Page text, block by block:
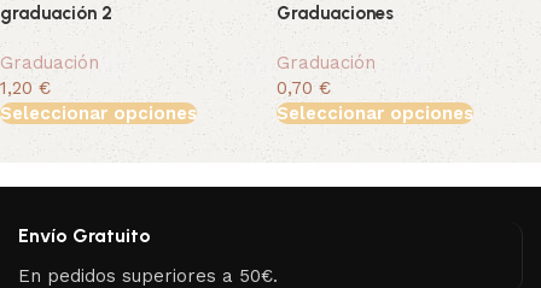
graduación 2
Graduación
1,20 €
Seleccionar opciones
Graduaciones
Graduación
0,70 €
Seleccionar opciones
Envío Gratuito
En pedidos superiores a 50€.